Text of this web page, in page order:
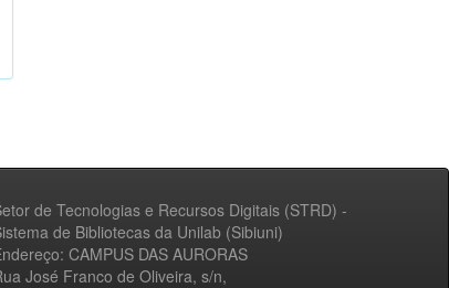
de Tecnologias e Recursos Digitais (STRD) -
de Bibliotecas da Unilab (Sibiuni)
CAMPUS DAS AURORAS
José Franco de Oliveira, s/n,